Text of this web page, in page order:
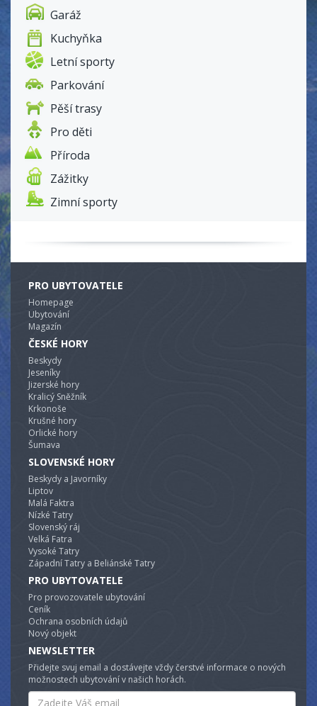
Garáž
Kuchyňka
Letní sporty
Parkování
Pěší trasy
Pro děti
Příroda
Zážitky
Zimní sporty
PRO UBYTOVATELE
Homepage
Ubytování
Magazín
ČESKÉ HORY
Beskydy
Jeseníky
Jizerské hory
Kralicý Sněžník
Krkonoše
Krušné hory
Orlické hory
Šumava
SLOVENSKÉ HORY
Beskydy a Javorníky
Liptov
Malá Faktra
Nízké Tatry
Slovenský ráj
Velká Fatra
Vysoké Tatry
Západní Tatry a Beliánské Tatry
PRO UBYTOVATELE
Pro provozovatele ubytování
Ceník
Ochrana osobních údajů
Nový objekt
NEWSLETTER
Přidejte svuj email a dostávejte vždy čerstvé informace o nových
možnostech ubytování v našich horách.
Email